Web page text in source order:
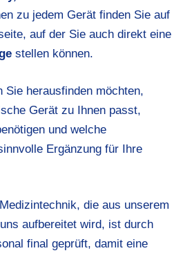
zu jedem Gerät finden Sie auf
auf der Sie auch direkt eine
stellen können.
Sie herausfinden möchten,
Gerät zu Ihnen passt,
und welche
Ergänzung für Ihre
die aus unserem
aufbereitet wird, ist durch
final geprüft, damit eine